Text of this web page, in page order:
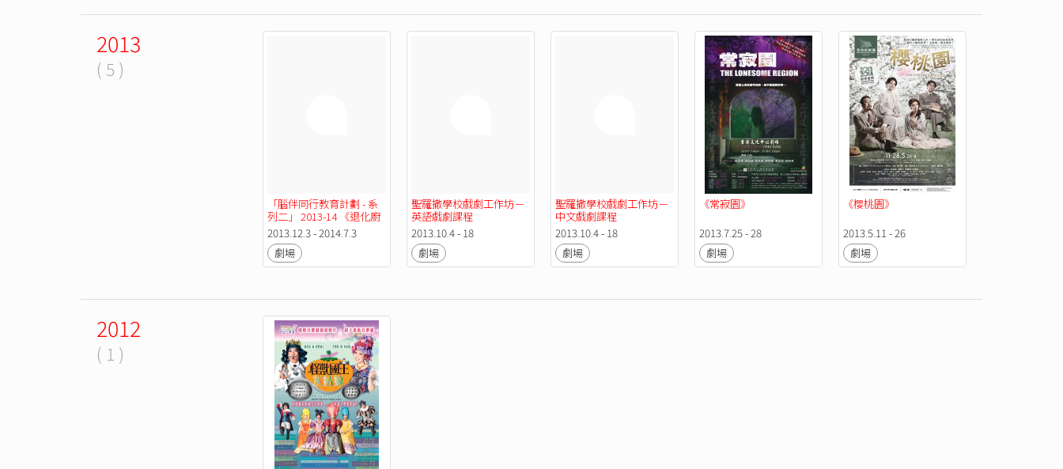
2013
( 5 )
「腦伴同行教育計劃 - 系
列二」 2013-14 《退化廚
神》學校巡迴演出《退化
廚神》
2013.12.3 - 2014.7.3
劇場
聖羅撒學校戲劇工作坊－
英語戲劇課程
2013.10.4 - 18
劇場
聖羅撒學校戲劇工作坊－
中文戲劇課程
2013.10.4 - 18
劇場
《常寂園》
2013.7.25 - 28
劇場
《櫻桃園》
2013.5.11 - 26
劇場
2012
( 1 )